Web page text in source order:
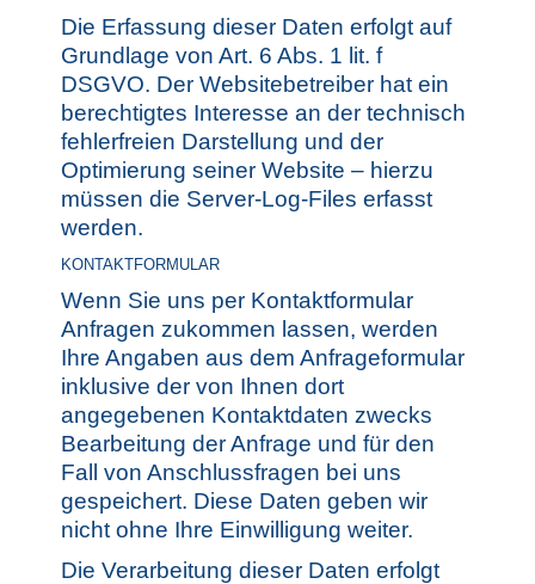
Die Erfassung dieser Daten erfolgt auf
Grundlage von Art. 6 Abs. 1 lit. f
DSGVO. Der Websitebetreiber hat ein
berechtigtes Interesse an der technisch
fehlerfreien Darstellung und der
Optimierung seiner Website – hierzu
müssen die Server-Log-Files erfasst
werden.
KONTAKTFORMULAR
Wenn Sie uns per Kontaktformular
Anfragen zukommen lassen, werden
Ihre Angaben aus dem Anfrageformular
inklusive der von Ihnen dort
angegebenen Kontaktdaten zwecks
Bearbeitung der Anfrage und für den
Fall von Anschlussfragen bei uns
gespeichert. Diese Daten geben wir
nicht ohne Ihre Einwilligung weiter.
Die Verarbeitung dieser Daten erfolgt